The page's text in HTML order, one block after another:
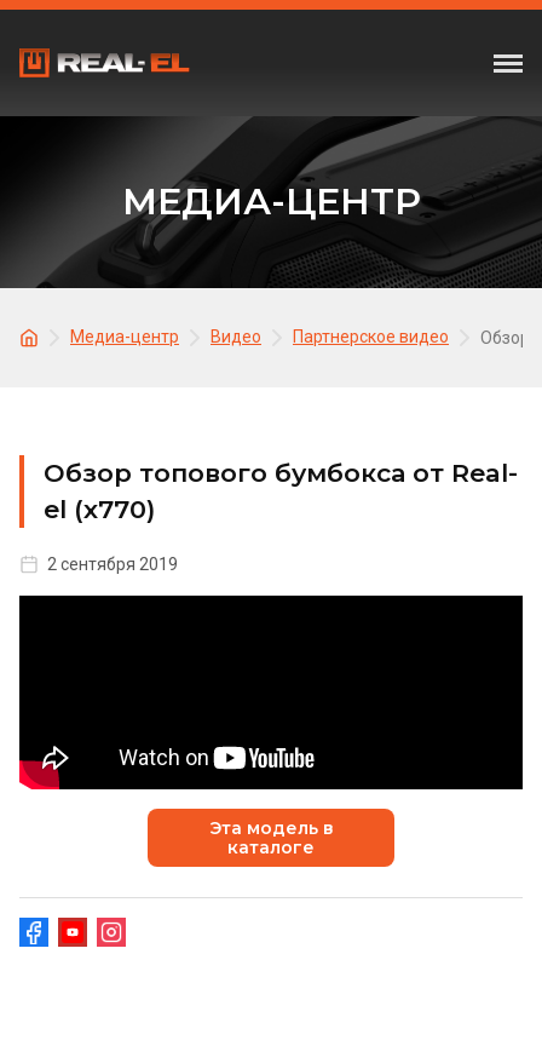
МЕДИА-ЦЕНТР
Медиа-центр Видео Партнерское видео Обзор
Обзор топового бумбокса от Real-
el (x770)
2 сентября 2019
Эта модель в
каталоге